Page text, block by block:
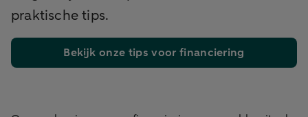
praktische tips.
Bekijk onze tips voor financiering